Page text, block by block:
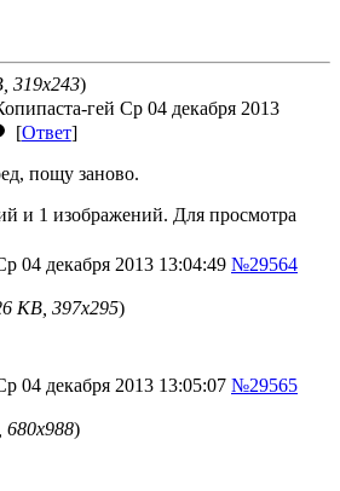
319x243)
гей Ср 04 декабря 2013
[Ответ]
пощу заново.
и 1 изображений. Для просмотра
04 декабря 2013 13:04:49 №29564
KB, 397x295)
04 декабря 2013 13:05:07 №29565
680x988)